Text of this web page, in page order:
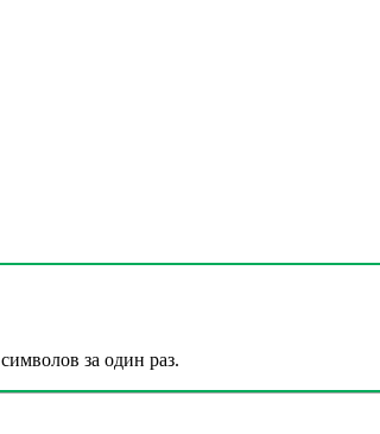
символов за один раз.